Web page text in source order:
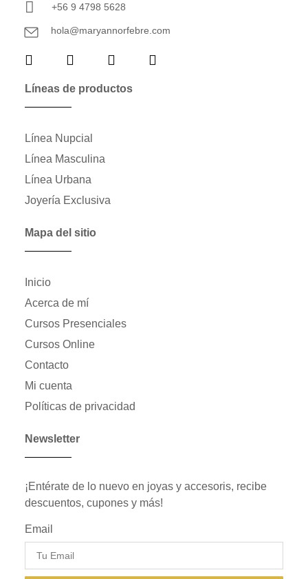
+56 9 4798 5628
hola@maryannorfebre.com
Líneas de productos
Línea Nupcial
Línea Masculina
Línea Urbana
Joyería Exclusiva
Mapa del sitio
Inicio
Acerca de mí
Cursos Presenciales
Cursos Online
Contacto
Mi cuenta
Políticas de privacidad
Newsletter
¡Entérate de lo nuevo en joyas y accesoris, recibe
descuentos, cupones y más!
Email